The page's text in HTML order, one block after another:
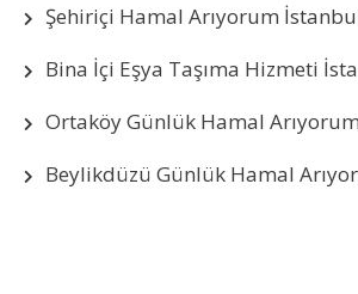
Şehiriçi Hamal Arıyorum
Bina İçi Eşya Taşıma Hizmeti
Ortaköy Günlük Hamal Arıyorum
Beylikdüzü Günlük Hamal